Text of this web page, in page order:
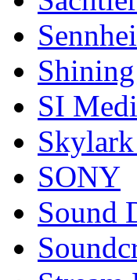
SI
SONY
Sound